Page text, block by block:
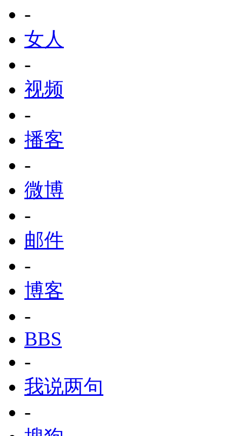
-
女人
-
视频
-
播客
-
微博
-
邮件
-
博客
-
BBS
-
我说两句
-